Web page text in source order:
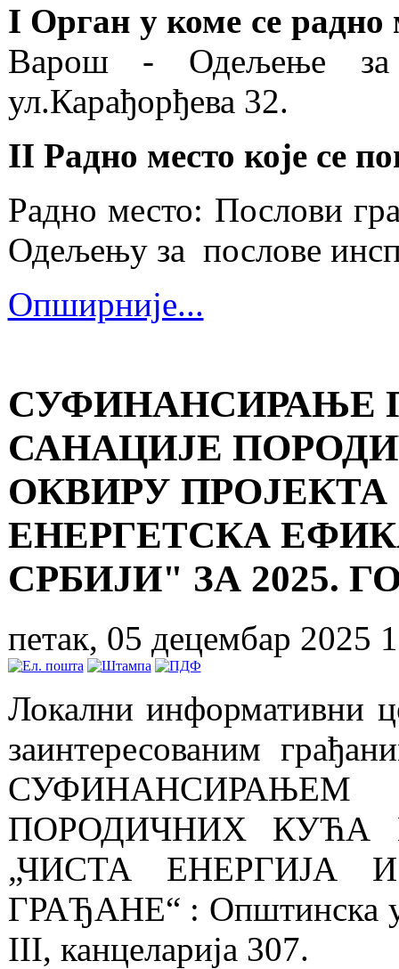
I Орган у коме се
Варош - Одељење за
ул.Карађорђева 32.
II Радно место које се
Радно место: Послови
Одељењу за послове
Опширније...
СУФИНАНСИРАЊЕ
САНАЦИЈЕ
ОКВИРУ
ЕНЕРГЕТСКА
СРБИЈИ" ЗА 2025.
петак, 05 децембар 2025
Локални информативни
заинтересованим
ПОРОДИЧНИХ КУЋА
„ЧИСТА ЕНЕРГИЈА
ГРАЂАНЕ“ : Општинска
III, канцеларија 307.